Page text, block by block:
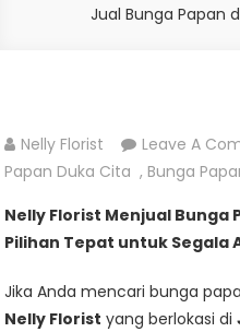
Jual Bunga Papan
Nelly Florist Leave A
Papan Duka Cita , Bunga
Nelly Florist Menjual Bunga
Pilihan Tepat untuk Segala
Jika Anda mencari bunga
Nelly Florist yang berlokasi di